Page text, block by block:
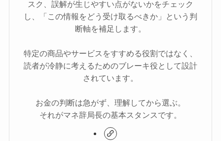
スク、誤解が生じやすい点がないかをチェック
し、「この情報をどう受け取るべきか」という判
断軸を補足します。
特定の商品やサービスをすすめる役割ではなく、
読者が冷静に考えるためのブレーキ役として設計
されています。
お金の判断は急がず、理解してから選ぶ。
それがマネ辞局長の基本スタンスです。